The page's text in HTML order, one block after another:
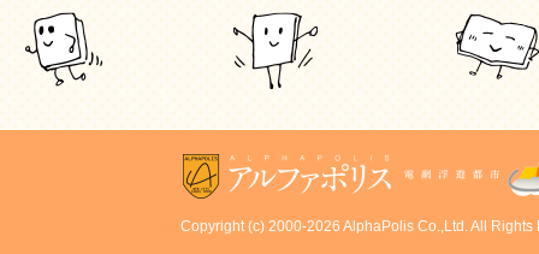
Copyright (c) 2000-2026 AlphaPolis Co.,Ltd. All Rights